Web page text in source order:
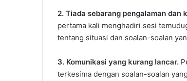
2. Tiada sebarang pengalaman dan
pertama kali menghadiri sesi
tentang situasi dan soalan-soalan
3. Komunikasi yang kurang lancar.
terkesima dengan soalan-soalan